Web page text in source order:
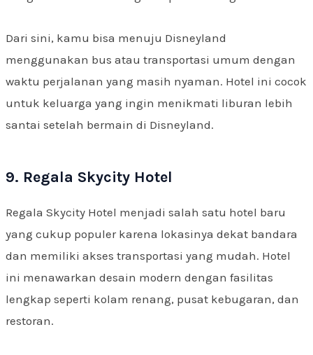
Dari sini, kamu bisa menuju Disneyland
menggunakan bus atau transportasi umum dengan
waktu perjalanan yang masih nyaman. Hotel ini cocok
untuk keluarga yang ingin menikmati liburan lebih
santai setelah bermain di Disneyland.
9. Regala Skycity Hotel
Regala Skycity Hotel menjadi salah satu hotel baru
yang cukup populer karena lokasinya dekat bandara
dan memiliki akses transportasi yang mudah. Hotel
ini menawarkan desain modern dengan fasilitas
lengkap seperti kolam renang, pusat kebugaran, dan
restoran.